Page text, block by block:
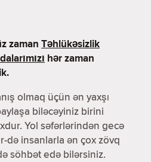
zaman Təhlükəsizlik
hər zaman
olmaq üçün ən yaxşı
biləcəyiniz birini
Yol səfərlərindən gecə
də insanlarla ən çox zövq
söhbət edə bilərsiniz.